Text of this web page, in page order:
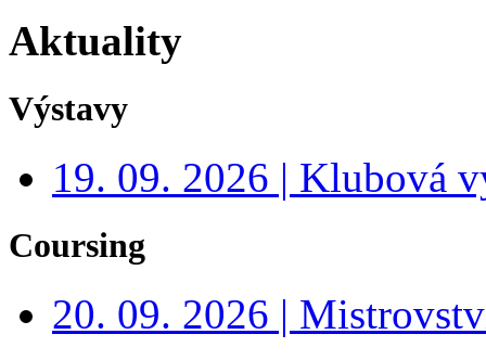
Aktuality
Výstavy
19. 09. 2026 | Klubová
Coursing
20. 09. 2026 |